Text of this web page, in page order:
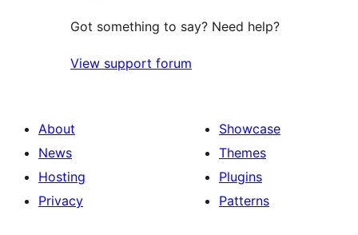
Got something to say? Need help?
View support forum
About
News
Hosting
Privacy
Showcase
Themes
Plugins
Patterns